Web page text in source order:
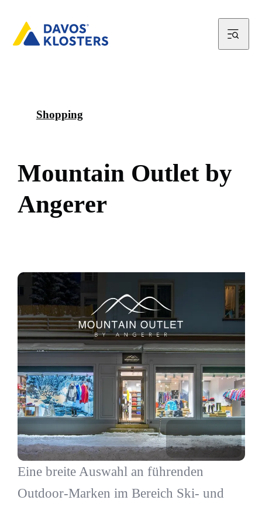
Shopping
Mountain Outlet by
Angerer
Eine breite Auswahl an führenden
Outdoor-Marken im Bereich Ski- und